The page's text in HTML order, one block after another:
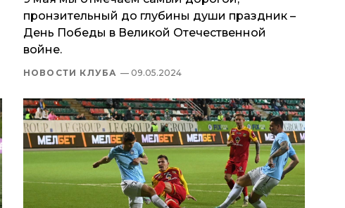
пронзительный до глубины души праздник –
День Победы в Великой Отечественной
войне.
НОВОСТИ КЛУБА — 09.05.2024